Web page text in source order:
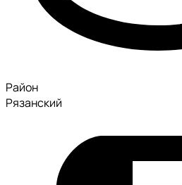
Район
Рязанский